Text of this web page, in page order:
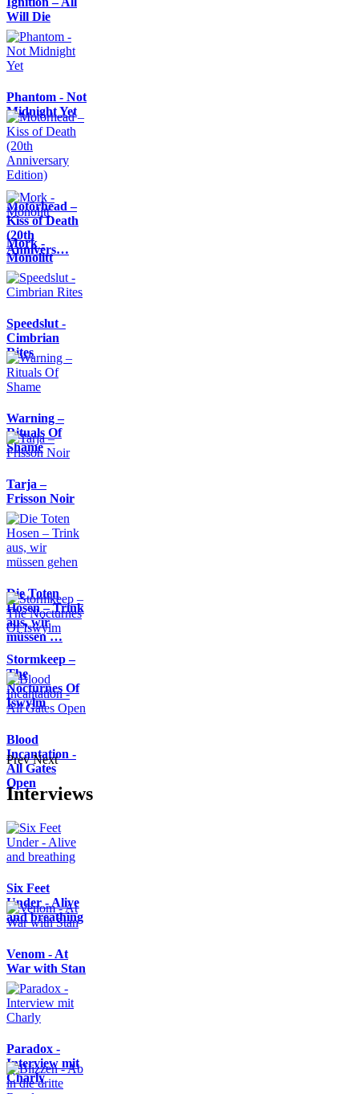
Will Die
Phantom - Not
Midnight Yet
Motörhead –
Kiss of Death
(20th
Annivers…
Mork -
Monolitt
Speedslut -
Cimbrian
Rites
Warning –
Rituals Of
Shame
Tarja –
Frisson Noir
Die Toten
Hosen – Trink
aus, wir
müssen …
Stormkeep –
The
Nocturnes Of
Iswylm
Blood
Incantation -
All Gates
Open
Prev Next
Interviews
Six Feet
Under - Alive
and breathing
Venom - At
War with Stan
Paradox -
Interview mit
Charly